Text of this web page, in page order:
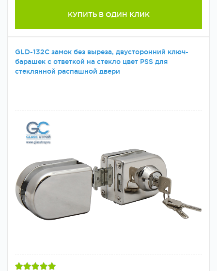
КУПИТЬ В ОДИН КЛИК
GLD-132C замок без выреза, двусторонний ключ-
барашек с ответкой на стекло цвет PSS для
стеклянной распашной двери